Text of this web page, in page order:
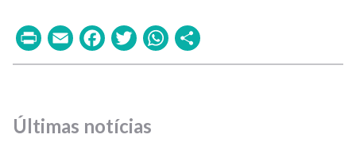
PrintEmailFacebook
TwitterWhatsApp
Últimas notícias